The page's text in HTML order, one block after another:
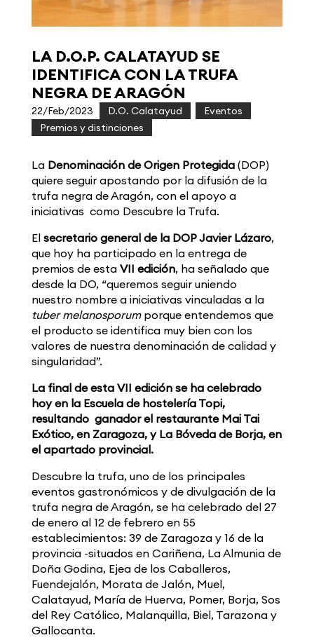
LA D.O.P. CALATAYUD SE
IDENTIFICA CON LA TRUFA
NEGRA DE ARAGÓN
22/Feb/2023 D.O. Calatayud Eventos
Premios y distinciones
La Denominación de Origen Protegida(DOP)
quiere seguir apostando por la difusión de la
trufa negra de Aragón, con el apoyo a
iniciativas como Descubre la Trufa.
Elsecretario general de la DOP Javier Lázaro,
que hoy ha participado en la entrega de
premios de esta VII edición, ha señalado que
desde la DO, “queremos seguir uniendo
nuestro nombre a iniciativas vinculadas a la
tuber melanosporum porque entendemos que
el producto se identifica muy bien con los
valores de nuestra denominación de calidad y
singularidad”.
La final de esta VII edición se ha celebrado
hoy en la Escuela de hostelería Topi,
resultando ganador el restaurante Mai Tai
Exótico, en Zaragoza, y La Bóveda de Borja, en
el apartado provincial.
Descubre la trufa, uno de los principales
eventos gastronómicos y de divulgación de la
trufa negra de Aragón, se ha celebrado del 27
de enero al 12 de febrero en 55
establecimientos: 39 de Zaragoza y 16 de la
provincia -situados en Cariñena, La Almunia de
Doña Godina, Ejea de los Caballeros,
Fuendejalón, Morata de Jalón, Muel,
Calatayud, María de Huerva, Pomer, Borja, Sos
del Rey Católico, Malanquilla, Biel, Tarazona y
Gallocanta.